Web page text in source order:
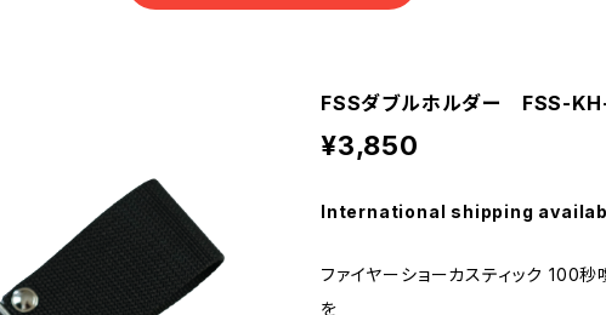
FSSダブルホルダー FSS-
¥3,850
International shipping
ファイヤーショーカスティック 100
を